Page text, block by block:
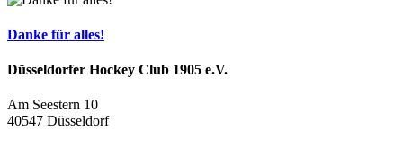
Danke für alles!
Düsseldorfer Hockey Club 1905 e.V.
Am Seestern 10
40547 Düsseldorf